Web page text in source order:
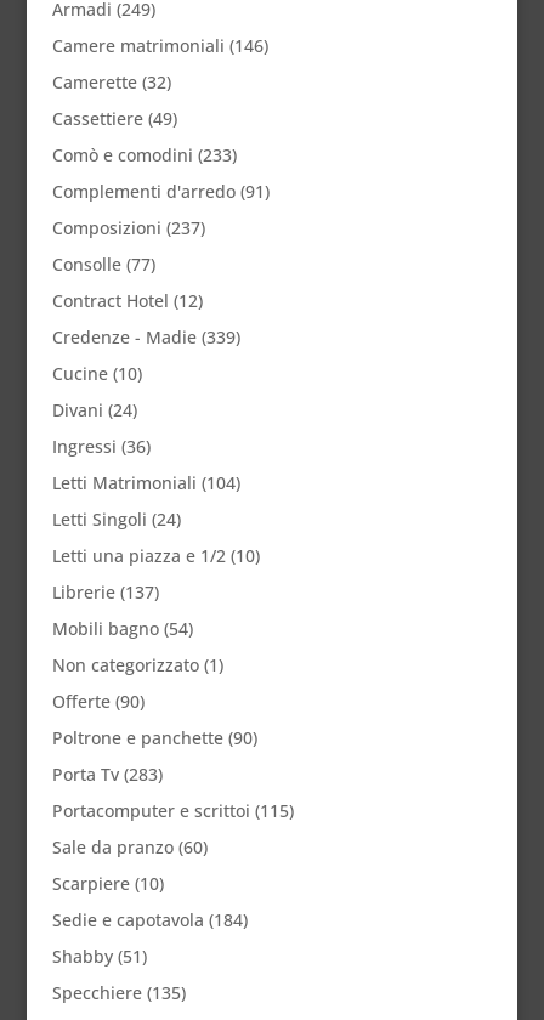
Armadi (249)
Camere matrimoniali (146)
Camerette (32)
Cassettiere (49)
Comò e comodini (233)
Complementi d'arredo (91)
Composizioni (237)
Consolle (77)
Contract Hotel (12)
Credenze - Madie (339)
Cucine (10)
Divani (24)
Ingressi (36)
Letti Matrimoniali (104)
Letti Singoli (24)
Letti una piazza e 1/2 (10)
Librerie (137)
Mobili bagno (54)
Non categorizzato (1)
Offerte (90)
Poltrone e panchette (90)
Porta Tv (283)
Portacomputer e scrittoi (115)
Sale da pranzo (60)
Scarpiere (10)
Sedie e capotavola (184)
Shabby (51)
Specchiere (135)